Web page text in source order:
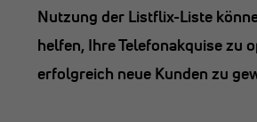
Nutzung der Listflix-Liste
helfen, Ihre Telefonakquise zu
erfolgreich neue Kunden zu